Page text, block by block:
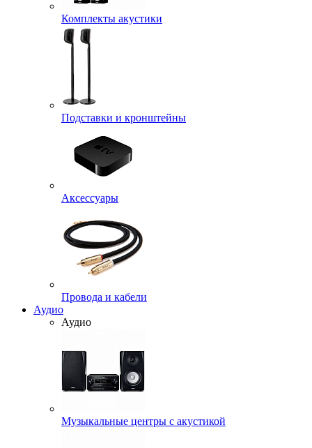
Комплекты акустики
Подставки и кронштейны
Аксессуары
Провода и кабели
Аудио
Аудио
Музыкальные центры с акустикой